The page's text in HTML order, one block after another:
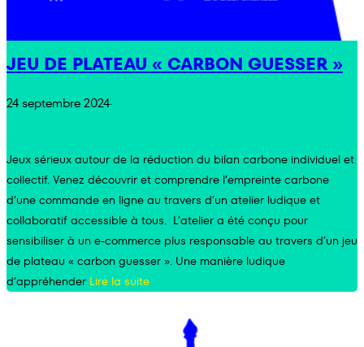
JEU DE PLATEAU « CARBON GUESSER »
24 septembre 2024·
Jeux sérieux autour de la réduction du bilan carbone individuel et
collectif. Venez découvrir et comprendre l’empreinte carbone
d’une commande en ligne au travers d’un atelier ludique et
collaboratif accessible à tous. L’atelier a été conçu pour
sensibiliser à un e-commerce plus responsable au travers d’un jeu
de plateau « carbon guesser ». Une manière ludique
d’appréhender Lire la suite